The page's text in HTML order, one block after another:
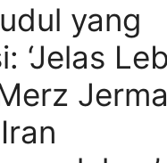
yang
‘Jelas